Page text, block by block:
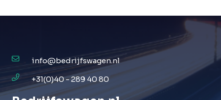
info@bedrijfswagen.nl
+31(0)40 - 289 40 80